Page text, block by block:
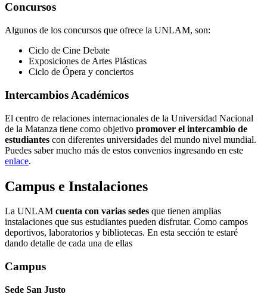
Concursos
Algunos de los concursos que ofrece la UNLAM, son:
Ciclo de Cine Debate
Exposiciones de Artes Plásticas
Ciclo de Ópera y conciertos
Intercambios Académicos
El centro de relaciones internacionales de la Universidad Nacional
de la Matanza tiene como objetivo promover el intercambio de
estudiantes con diferentes universidades del mundo nivel mundial.
Puedes saber mucho más de estos convenios ingresando en este
enlace.
Campus e Instalaciones
La UNLAM cuenta con varias sedes que tienen amplias
instalaciones que sus estudiantes pueden disfrutar. Como campos
deportivos, laboratorios y bibliotecas. En esta sección te estaré
dando detalle de cada una de ellas
Campus
Sede San Justo